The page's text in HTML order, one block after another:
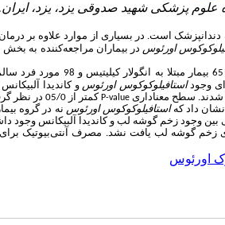
پزشکی شهید صدوقی یزد، یزد، ایران.
دندانپزشک است. در بسیاری از موارد علاوه بر
اورئوس در بیماران مراجعه‌کننده به
این مطالعه مورد- شاهدی روی 163 نفر
وجوداستافیلوکوکوس اورئوس و کاندیدا
شدند. سطح معناداری P-value کمتر از 05/0 در نظر گرفته شد
استافیلوکوکوس اورئوس نه در گروه
وجود زخم گوشه لب و کاندیدا آلبیکانس وجود
زخم گوشه لب یافت نشد. مصرف آنتی‌بیوتیک برای
اورئوس